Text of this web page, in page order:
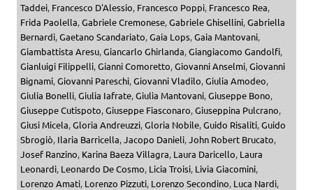
Taddei, Francesco D'Alessio, Francesco Poppi, Francesco Rea,
Frida Paolella,Gabriele Cremonese,Gabriele Ghisellini,Gabriella
Bernardi,Gaetano Scandariato,Gaia Lops,Gaia Mantovani,
Giambattista Aresu,Giancarlo Ghirlanda,Giangiacomo Gandolfi,
Gianluigi Filippelli,Gianni Comoretto,Giovanni Anselmi,Giovanni
Bignami,Giovanni Pareschi,Giovanni Vladilo,Giulia Amodeo,
Giulia Bonelli,Giulia Iafrate,Giulia Mantovani,Giuseppe Bono,
Giuseppe Cutispoto,Giuseppe Fiasconaro,Giuseppina Pulcrano,
Giusi Micela,Gloria Andreuzzi,Gloria Nobile,Guido Risaliti,Guido
Sbrogiò, Ilaria Barricella,Jacopo Danieli,John Robert Brucato,
Josef Ranzino, Karina Baeza Villagra, Laura Daricello, Laura
Leonardi, Leonardo De Cosmo, Licia Troisi, Livia Giacomini,
Lorenzo Amati, Lorenzo Pizzuti, Lorenzo Secondino, Luca Nardi,